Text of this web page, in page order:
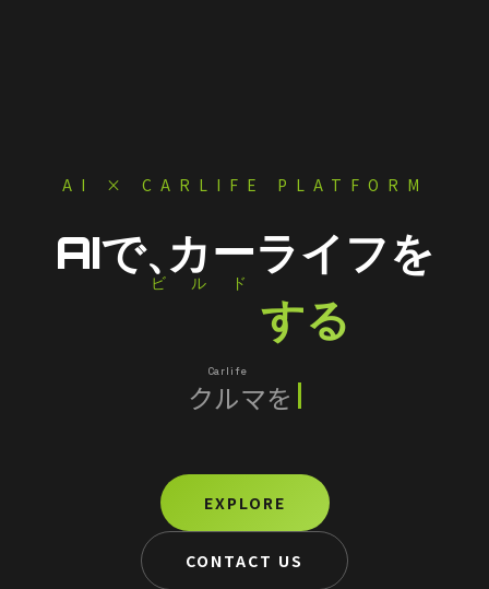
AI × CARLIFE PLATFORM
AIで、カーライフを
ビルド
する
クルマをスマート
EXPLORE
CONTACT US